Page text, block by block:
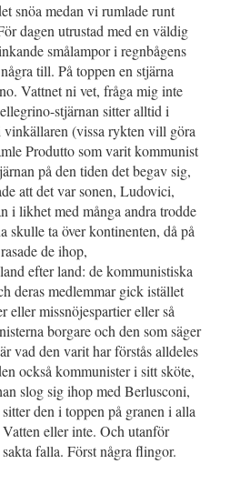
snöa medan vi rumlade runt
dagen utrustad med en väldig
smålampor i regnbågens
till. På toppen en stjärna
Vattnet ni vet, fråga mig inte
stjärnan sitter alltid i
(vissa rykten vill göra
Produtto som varit kommunist
på den tiden det begav sig,
att det var sonen, Ludovici,
i likhet med många andra trodde
skulle ta över kontinenten, då på
de ihop,
efter land: de kommunistiska
deras medlemmar gick istället
eller missnöjespartier eller så
borgare och den som säger
vad den varit har förstås alldeles
också kommunister i sitt sköte,
slog sig ihop med Berlusconi,
den i toppen på granen i alla
eller inte. Och utanför
falla. Först några flingor.